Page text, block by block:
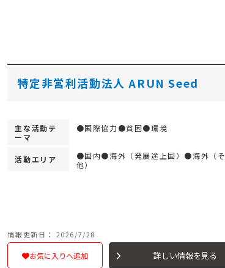
特定非営利活動法人 ARUN Seed
主な活動テ
ーマ
●国際協力●貧困●環境
活動エリア
●国内●海外（発展途上国）●海外（
他）
情報更新日： 2026/7/28
お気に入りへ追加 詳しい情報を見る